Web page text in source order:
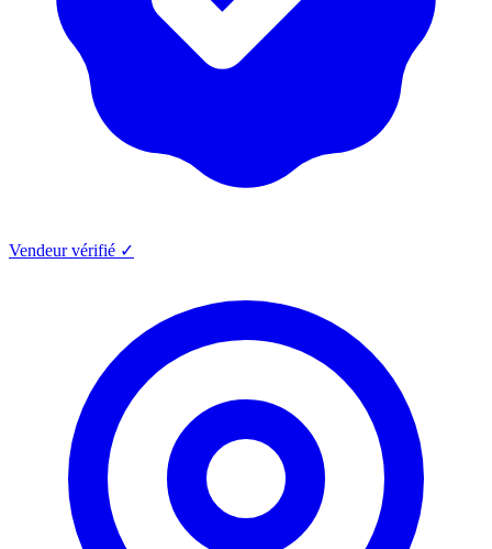
Vendeur vérifié ✓